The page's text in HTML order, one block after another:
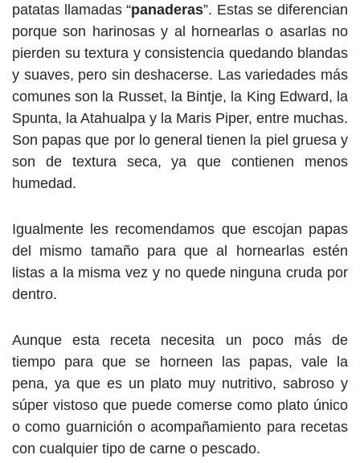
patatas llamadas “panaderas”. Estas se diferencian
porque son harinosas y al hornearlas o asarlas no
pierden su textura y consistencia quedando blandas
y suaves, pero sin deshacerse. Las variedades más
comunes son la Russet, la Bintje, la King Edward, la
Spunta, la Atahualpa y la Maris Piper, entre muchas.
Son papas que por lo general tienen la piel gruesa y
son de textura seca, ya que contienen menos
humedad.
Igualmente les recomendamos que escojan papas
del mismo tamaño para que al hornearlas estén
listas a la misma vez y no quede ninguna cruda por
dentro.
Aunque esta receta necesita un poco más de
tiempo para que se horneen las papas, vale la
pena, ya que es un plato muy nutritivo, sabroso y
súper vistoso que puede comerse como plato único
o como guarnición o acompañamiento para recetas
con cualquier tipo de carne o pescado.